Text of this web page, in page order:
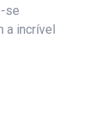
se
a incrível